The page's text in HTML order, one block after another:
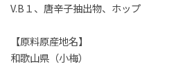
V.B１、唐辛子抽出物、ホップ
【原料原産地名】
和歌山県（小梅）